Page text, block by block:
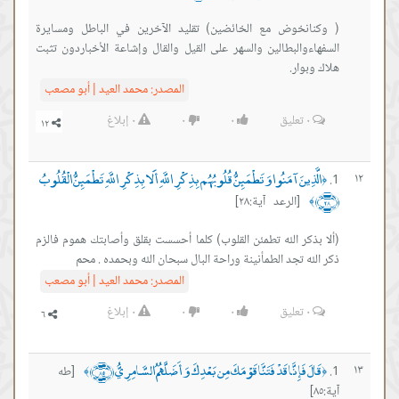
( وكنانخوض مع الخائضين) تقليد اﻵخرين في الباطل ومسايرة
السفهاءوالبطالين والسهر على القيل والقال وإشاعة اﻷخباردون تثبت
هلاك وبوار.
المصدر:محمد العيد | أبو مصعب
٠تعليق ٠ ٠ ٠ إبلاغ
١٢ ﴿الَّذِينَ آمَنُوا وَتَطْمَئِنُّ قُلُوبُهُم بِذِكْرِ اللَّهِ أَلَا بِذِكْرِ اللَّهِ تَطْمَئِنُّ الْقُلُوبُ
﴿٢٨﴾ ﴾
[الرعد آية:٢٨]
‏(ألا بذكر الله تطمئن القلوب) كلما أحسست بقلق وأصابتك هموم فالزم
ذكر الله تجد الطمأنينة وراحة البال سبحان الله وبحمده . محم
المصدر:محمد العيد | أبو مصعب
٠تعليق ٠ ٠ ٠ إبلاغ
١٣ ﴿قَالَ فَإِنَّا قَدْ فَتَنَّا قَوْمَكَ مِن بَعْدِكَ وَأَضَلَّهُمُ السَّامِرِيُّ ﴿٨٥﴾ ﴾
[طه
آية:٨٥]